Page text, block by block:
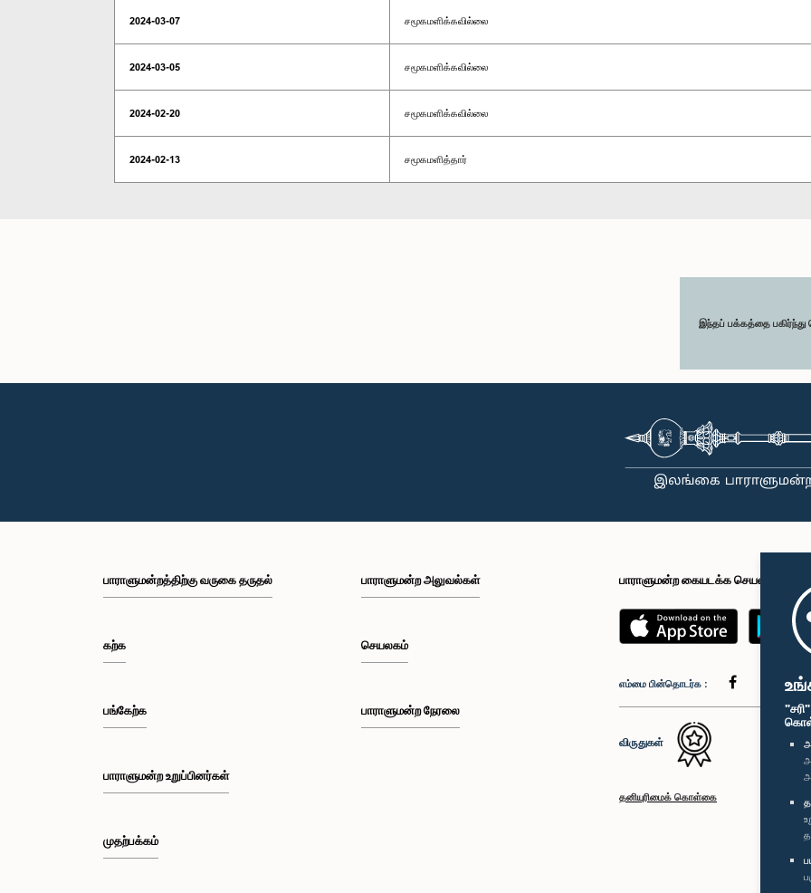
2024-03-07 சமூகமளிக்கவில்லை
2024-03-05 சமூகமளிக்கவில்லை
2024-02-20 சமூகமளிக்கவில்லை
2024-02-13 சமூகமளித்தார்
இந்தப் பக்கத்தை
பாராளுமன்றத்திற்கு வருகை தருதல்
கற்க
பங்கேற்க
பாராளுமன்ற உறுப்பினர்கள்
முதற்பக்கம்
பாராளுமன்ற அலுவல்கள்
செயலகம்
பாராளுமன்ற நேரலை
பாராளுமன்ற கையடக்க செயலி
எம்மை பின்தொடர்க :
விருதுகள்
தனியுரிமைக் கொள்கை